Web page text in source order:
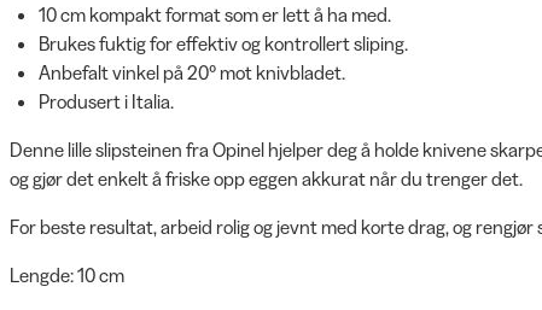
10 cm kompakt format som er lett å ha med.
Brukes fuktig for effektiv og kontrollert sliping.
Anbefalt vinkel på 20° mot knivbladet.
Produsert i Italia.
Denne lille slipsteinen fra Opinel hjelper deg å holde knivene
og gjør det enkelt å friske opp eggen akkurat når du trenger det.
For beste resultat, arbeid rolig og jevnt med korte drag, og
Lengde: 10 cm